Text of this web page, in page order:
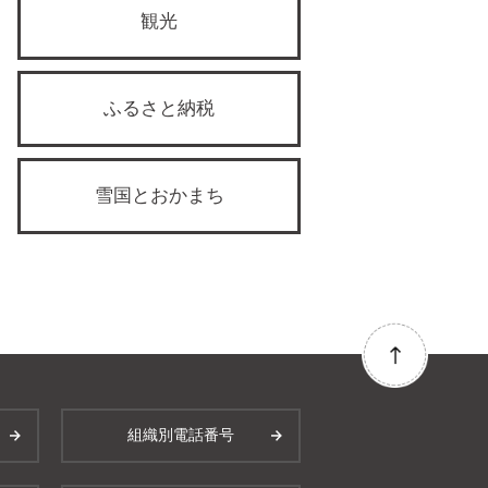
観光
ふるさと納税
雪国とおかまち
組織別電話番号